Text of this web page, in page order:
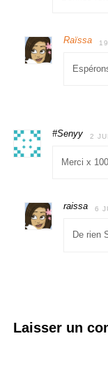
Raïssa
#Senyy 2
Merci x
raissa 6
De rien
Laisser un